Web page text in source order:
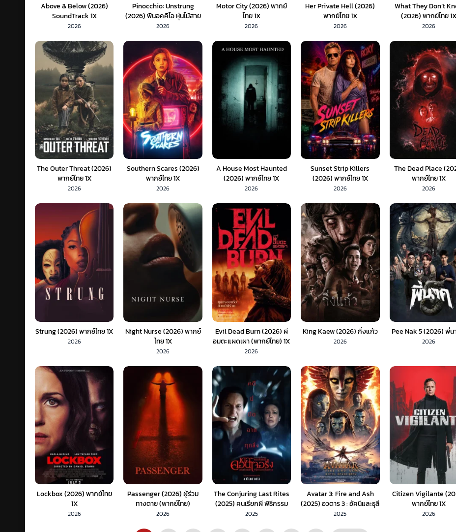
Above & Below (2026)
SoundTrack 1X
2026
Pinocchio: Unstrung
(2026) พินอคคิโอ หุ่นไม้สาย
เชือด (พากย์ไทย) 1X
2026
Motor City (2026) พากย์
ไทย 1X
2026
Her Private Hell (2026)
พากย์ไทย 1X
2026
What They Don’t
(2026) พากย์ไทย 1X
2026
The Outer Threat (2026)
พากย์ไทย 1X
2026
Southern Scares (2026)
พากย์ไทย 1X
2026
A House Most Haunted
(2026) พากย์ไทย 1X
2026
Sunset Strip Killers
(2026) พากย์ไทย 1X
2026
The Dead Place
พากย์ไทย 1X
2026
Strung (2026) พากย์ไทย 1X
2026
Night Nurse (2026) พากย์
ไทย 1X
2026
Evil Dead Burn (2026) ผี
อมตะแผดเผา (พากย์ไทย) 1X
2026
King Kaew (2026) กิ่งแก้ว
2026
Pee Nak 5 (2026) พี่น
2026
Lockbox (2026) พากย์ไทย
1X
2026
Passenger (2026) ผู้ร่วม
ทางตาย (พากย์ไทย)
2026
The Conjuring Last Rites
(2025) คนเรียกผี พิธีกรรม
ครั้งสุดท้าย (พากย์ไทย)
2025
Avatar 3: Fire and Ash
(2025) อวตาร 3 : อัคนีและธุลี
ดิน (พากย์ไทย)
2025
Citizen Vigilante
พากย์ไทย 1X
2026